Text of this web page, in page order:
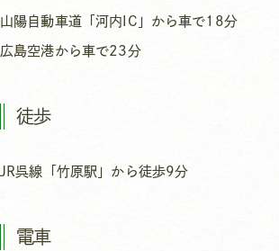
山陽自動車道「河内IC」から車で18分
広島空港から車で23分
徒歩
JR呉線「竹原駅」から徒歩9分
電車